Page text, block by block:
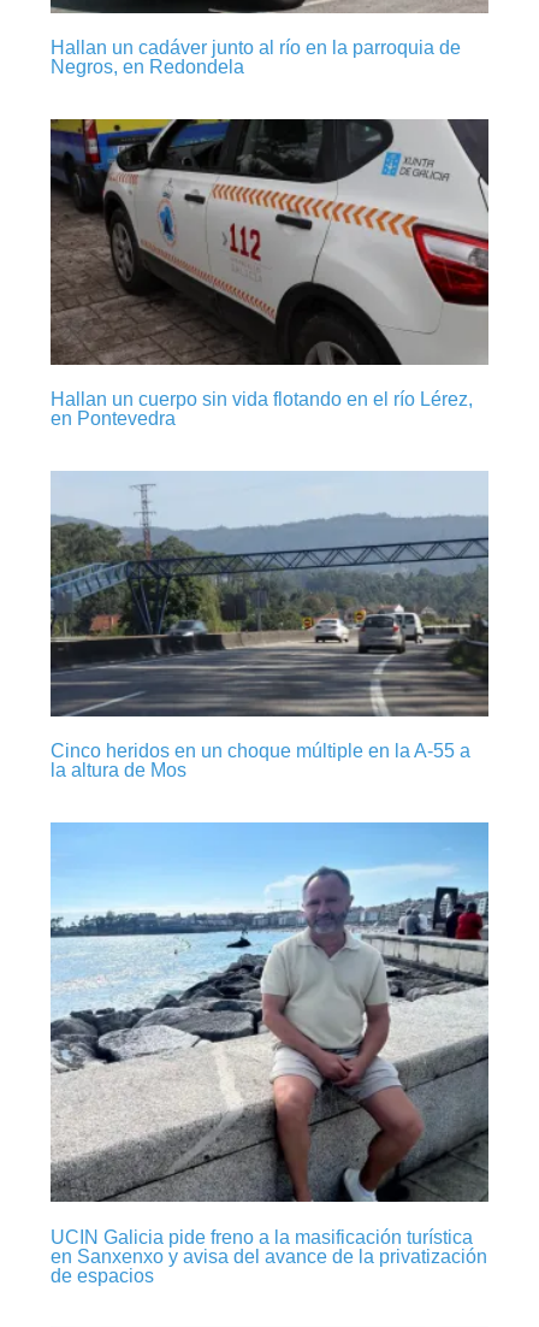
Hallan un cadáver junto al río en la parroquia de
Negros, en Redondela
Hallan un cuerpo sin vida flotando en el río Lérez,
en Pontevedra
Cinco heridos en un choque múltiple en la A-55 a
la altura de Mos
UCIN Galicia pide freno a la masificación turística
en Sanxenxo y avisa del avance de la privatización
de espacios